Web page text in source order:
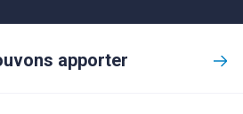
apporter